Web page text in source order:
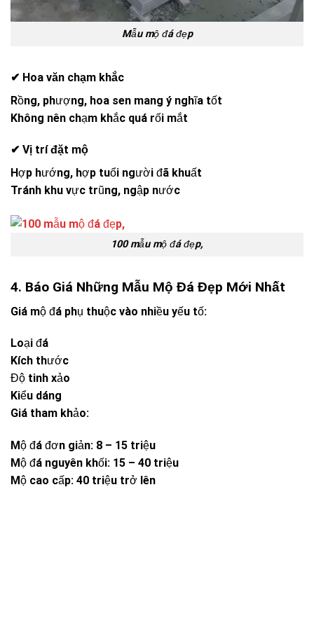
Mẫu mộ đá đẹp
✔ Hoa văn chạm khắc
Rồng, phượng, hoa sen mang ý nghĩa tốt
Không nên chạm khắc quá rối mắt
✔ Vị trí đặt mộ
Hợp hướng, hợp tuổi người đã khuất
Tránh khu vực trũng, ngập nước
100 mẫu mộ đá đẹp,
4. Báo Giá Những Mẫu Mộ Đá Đẹp Mới Nhất
Giá mộ đá phụ thuộc vào nhiều yếu tố:
Loại đá
Kích thước
Độ tinh xảo
Kiểu dáng
Giá tham khảo:
Mộ đá đơn giản: 8 – 15 triệu
Mộ đá nguyên khối: 15 – 40 triệu
Mộ cao cấp: 40 triệu trở lên